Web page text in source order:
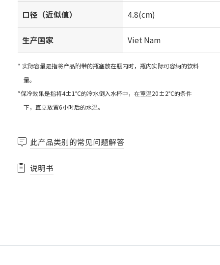
口径（近似值） 4.8(cm)
生产国家 Viet Nam
* 实际容量是指将产品附带的瓶塞放在瓶内时，瓶内实际可容纳的饮料
量。
*保冷效果是指将4±1℃的冷水倒入水杯中，在室温20±2℃的条件
下，直立放置6小时后的水温。
此产品类别的常见问题解答
说明书